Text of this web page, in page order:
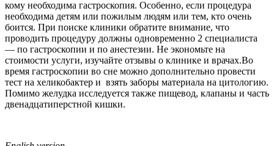
кому необходима гастроскопия. Особенно, если процедура
необходима детям или пожилым людям или тем, кто очень
боится. При поиске клиники обратите внимание, что
проводить процедуру должны одновременно 2 специалиста
— по гастроскопии и по анестезии. Не экономьте на
стоимости услуги, изучайте отзывы о клинике и врачах.Во
время гастроскопии во сне можно дополнительно провести
тест на хеликобактер и взять заборы материала на цитологию.
Помимо желудка исследуется также пищевод, клапаны и часть
двенадцатиперстной кишки.